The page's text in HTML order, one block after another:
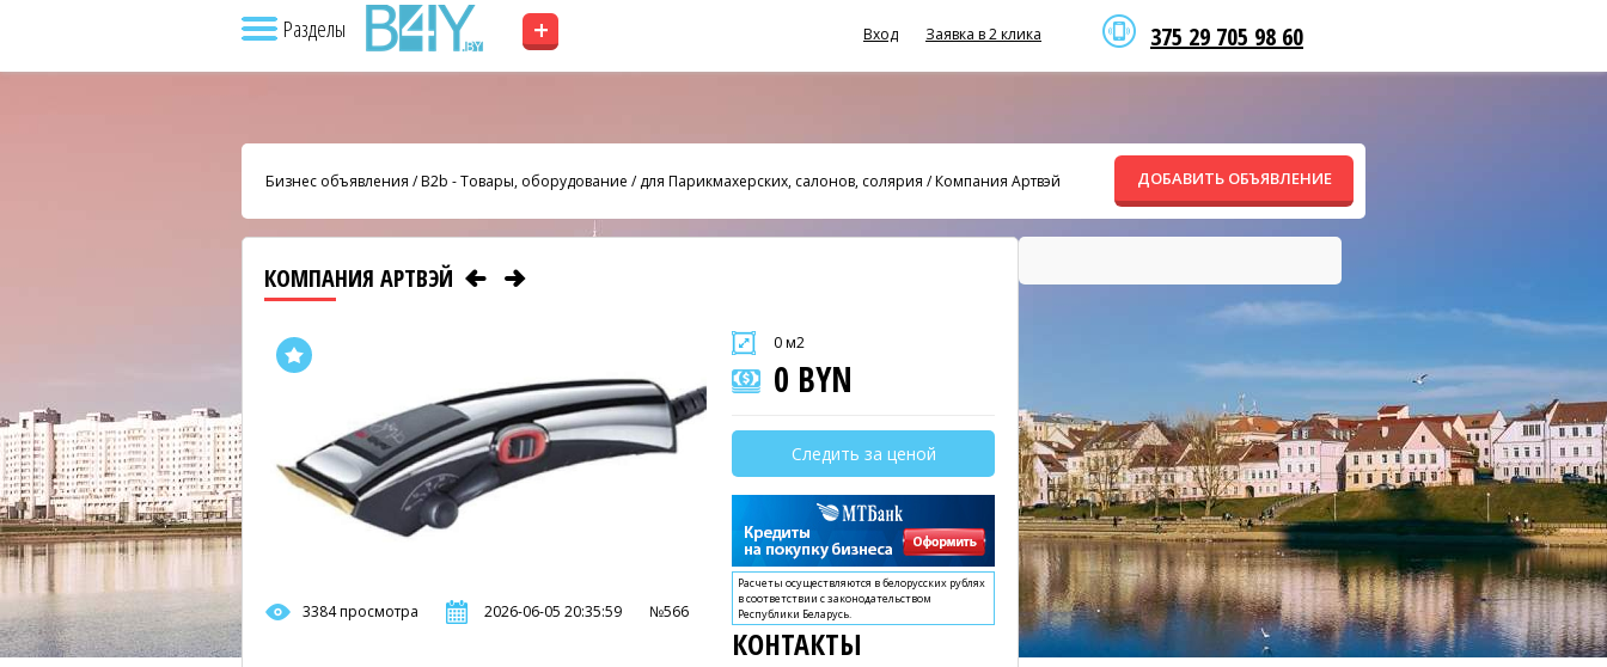
Разделы + 375 29 705 98 60
Вход Заявка в 2 клика
Бизнес объявления /B2b - Товары, оборудование /для Парикмахерских, салонов, солярия /Компания Артвэй ДОБАВИТЬ ОБЪЯВЛЕНИЕ
КОМПАНИЯ АРТВЭЙ
3384 просмотра 2026-06-05 20:35:59 №566
0 м2
0 BYN
Следить за ценой
Расчеты осуществляются в белорусских рублях
в соответствии с законодательством
Республики Беларусь.
КОНТАКТЫ